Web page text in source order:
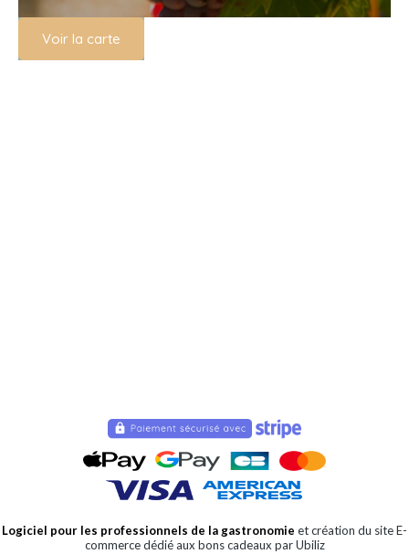
Voir la carte
Logiciel pour les professionnels de la gastronomie et création du site E-
commerce dédié aux bons cadeaux par Ubiliz